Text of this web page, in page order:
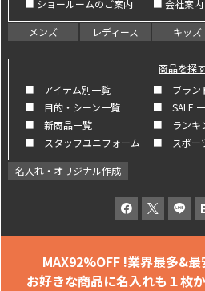
■ ショールームのご案内
■ 会社案内
メンズ レディース キッズ
商品を探
■ アイテム別一覧
■ ブラン
■ 目的・シーン一覧
■ SALE
■ 新商品一覧
■ ランキ
■ スタッフユニフォーム
■ スポー
名入れ・オリジナル作成
MAX92%OFF !業界最多&最
お好きな商品に名入れも １枚